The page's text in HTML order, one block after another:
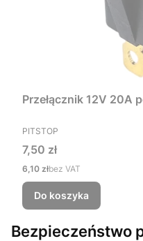
Przełącznik 12V 20A
PRODUCENT
PITSTOP
Cena
7,50 zł
Cena
6,10 złbez VAT
Do koszyka
Bezpieczeństwo